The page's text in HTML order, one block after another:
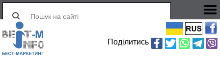
Поділитись